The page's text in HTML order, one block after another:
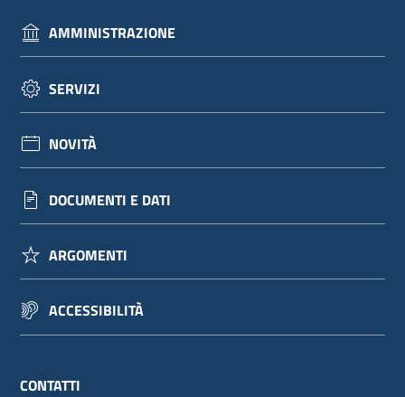
AMMINISTRAZIONE
SERVIZI
NOVITÀ
DOCUMENTI E DATI
ARGOMENTI
ACCESSIBILITÀ
CONTATTI